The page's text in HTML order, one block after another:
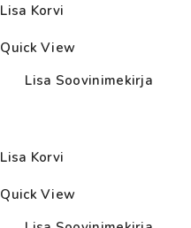
Lisa Korvi
Quick View
Lisa Soovinimekirja
Lisa Korvi
Quick View